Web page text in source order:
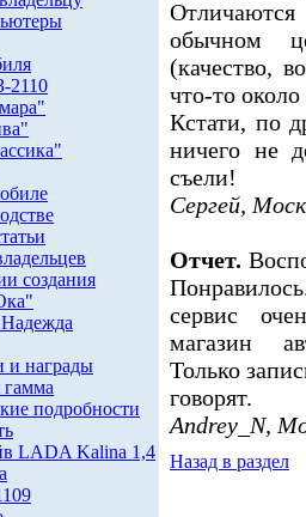
2110
создания
и награды
гамма
подробности
LADA Kalina 1,4
обычном
(качество,
что-то
Кстати, по
ничего не
съели!
Сергей,
Отчет.
сервис
магазин
Только
говорят.
Andrey_N,
Назад в раздел